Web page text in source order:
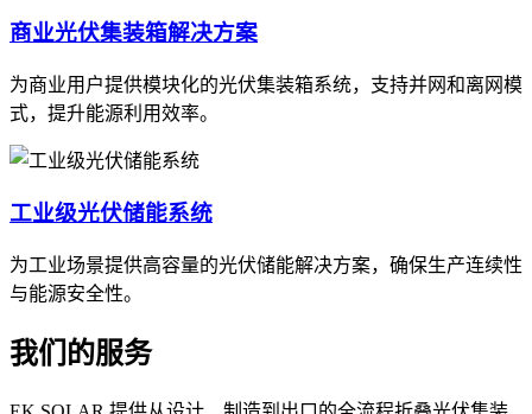
商业光伏集装箱解决方案
为商业用户提供模块化的光伏集装箱系统，支持并网和离网模
式，提升能源利用效率。
工业级光伏储能系统
为工业场景提供高容量的光伏储能解决方案，确保生产连续性
与能源安全性。
我们的服务